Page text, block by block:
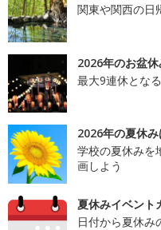
関東や関西の日
2026年のお盆
最大9連休とな
2026年の夏休
学校の夏休みを
画しよう
夏休みイベント
日付から夏休み